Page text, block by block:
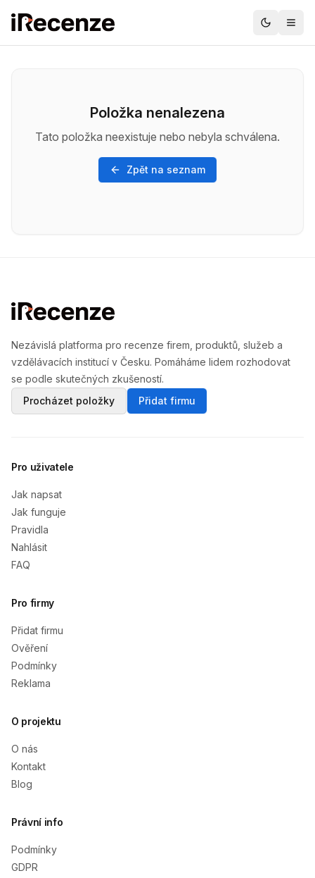
Položka nenalezena
Tato položka neexistuje nebo nebyla schválena.
Zpět na seznam
Nezávislá platforma pro recenze firem, produktů, služeb a
vzdělávacích institucí v Česku. Pomáháme lidem rozhodovat
se podle skutečných zkušeností.
Procházet položky
Přidat firmu
Pro uživatele
Jak napsat
Jak funguje
Pravidla
Nahlásit
FAQ
Pro firmy
Přidat firmu
Ověření
Podmínky
Reklama
O projektu
O nás
Kontakt
Blog
Právní info
Podmínky
GDPR